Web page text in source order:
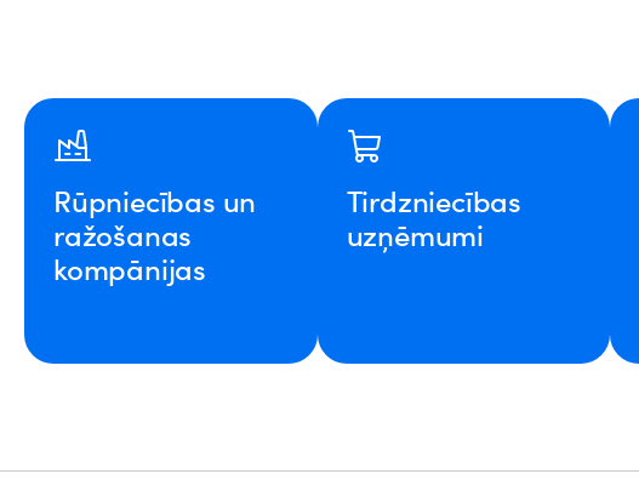
Rūpniecības un
ražošanas
kompānijas
Tirdzniecības
uzņēmumi